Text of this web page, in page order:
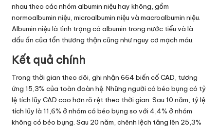
nhau theo các nhóm albumin niệu hay không, gồm
normoalbumin niệu, microalbumin niệu và macroalbumin niệu.
Albumin niệu là tình trạng có albumin trong nước tiểu và là
dấu ấn của tổn thương thận cũng như nguy cơ mạch máu.
Kết quả chính
Trong thời gian theo dõi, ghi nhận 664 biến cố CAD, tương
ứng 15,3% của toàn đoàn hệ. Những người có béo bụng có tỷ
lệ tích lũy CAD cao hơn rõ rệt theo thời gian. Sau 10 năm, tỷ lệ
tích lũy là 11,6% ở nhóm có béo bụng so với 4,4% ở nhóm
không có béo bụng. Sau 20 năm, chênh lệch tăng lên 25,3%